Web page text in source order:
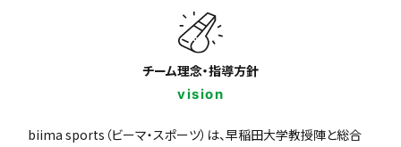
チーム理念・指導方針
vision
biima sports（ビーマ・スポーツ）は、早稲田大学教授陣と総合